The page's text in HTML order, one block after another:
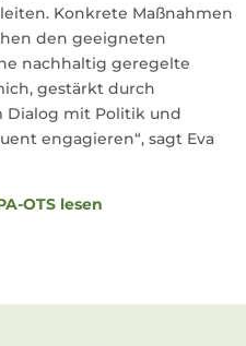
Konkrete Maßnahmen
den geeigneten
nachhaltig geregelte
gestärkt durch
Dialog mit Politik und
engagieren“, sagt Eva
OTS lesen